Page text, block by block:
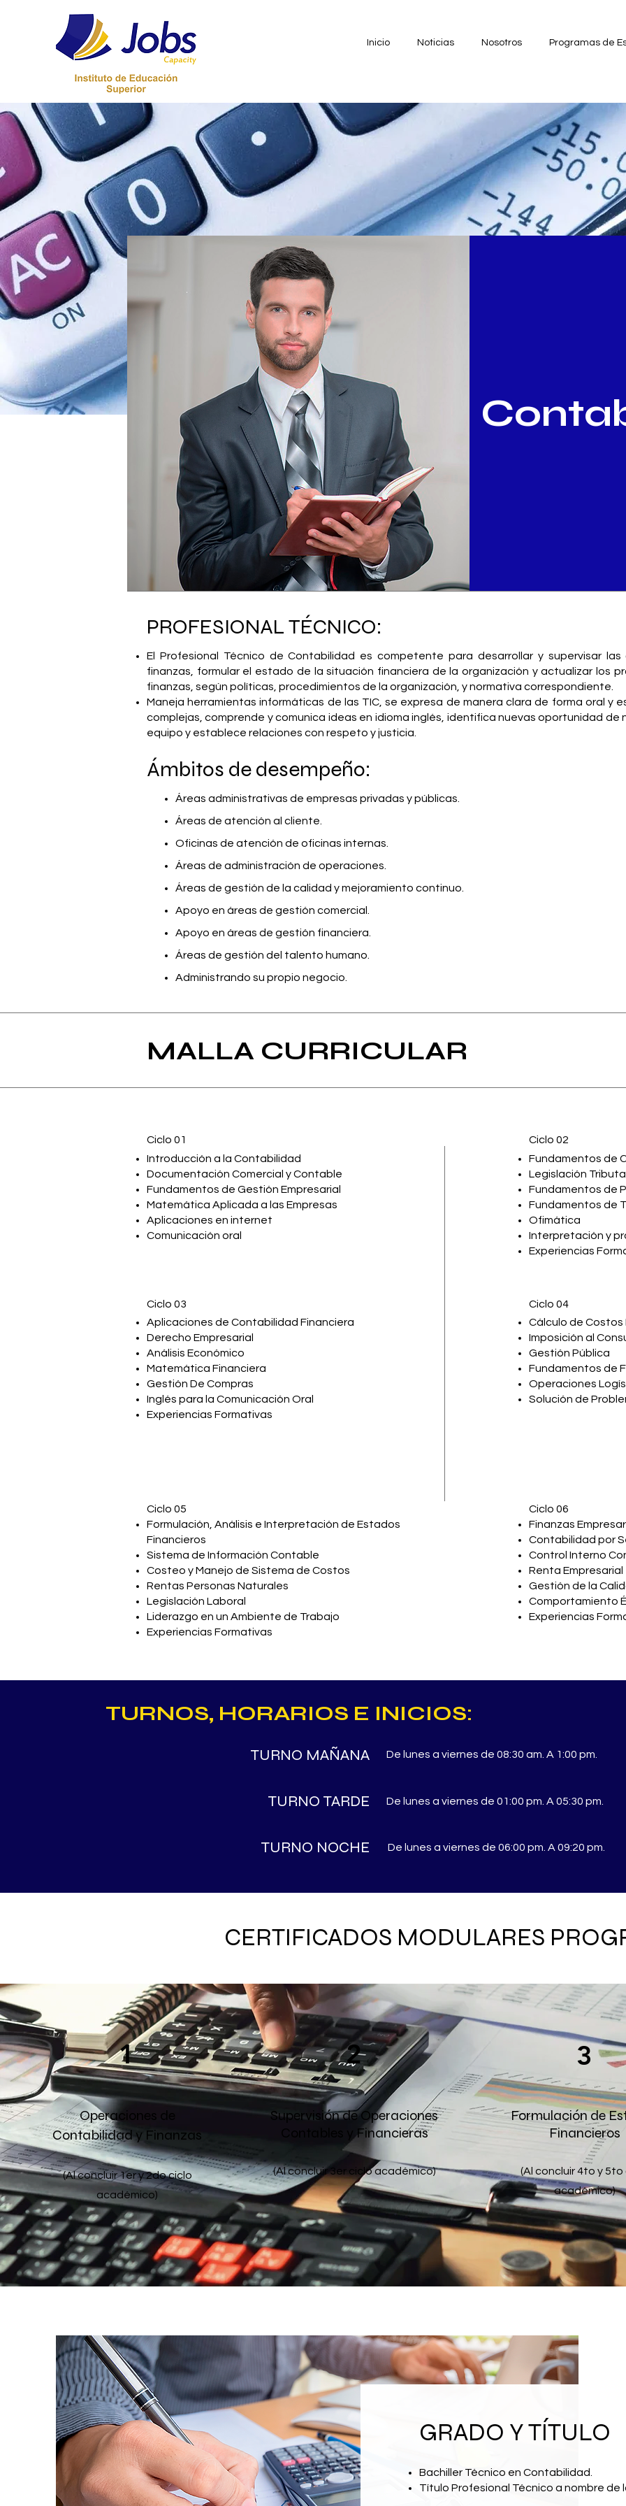
Inicio Noticias Nosotros Programas de
PROFESIONAL TÉCNICO:
El Profesional Técnico de Contabilidad es competente para desarrollar y supervisar
finanzas, formular el estado de la situación financiera de la organización y actualizar los
finanzas, según políticas, procedimientos de la organización, y normativa correspondiente.
Maneja herramientas informáticas de las TIC, se expresa de manera clara de forma oral y
complejas, comprende y comunica ideas en idioma inglés, identifica nuevas oportunidad
equipo y establece relaciones con respeto y justicia.
Ámbitos de desempeño:
Áreas administrativas de empresas privadas y públicas.
Áreas de atención al cliente.
Oficinas de atención de oficinas internas.
Áreas de administración de operaciones.
Áreas de gestión de la calidad y mejoramiento continuo.
Apoyo en áreas de gestión comercial.
Apoyo en áreas de gestión financiera.
Áreas de gestión del talento humano.
Administrando su propio negocio.
MALLA CURRICULAR
Ciclo 01
Introducción a la Contabilidad
Documentación Comercial y Contable
Fundamentos de Gestión Empresarial
Matemática Aplicada a las Empresas
Aplicaciones en internet
Comunicación oral
Ciclo 03
Aplicaciones de Contabilidad Financiera
Derecho Empresarial
Análisis Económico
Matemática Financiera
Gestión De Compras
Inglés para la Comunicación Oral
Experiencias Formativas
Ciclo 02
Fundamentos de
Legislación
Fundamentos de
Fundamentos de
Ofimática
Interpretación y
Experiencias
Ciclo 04
Cálculo de
Imposición al
Gestión Pública
Fundamentos de
Operaciones
Solución de
Ciclo 05
Formulación, Análisis e Interpretación de Estados
Financieros
Sistema de Información Contable
Costeo y Manejo de Sistema de Costos
Rentas Personas Naturales
Legislación Laboral
Liderazgo en un Ambiente de Trabajo
Experiencias Formativas
Ciclo 06
Finanzas
Contabilidad por
Control Interno
Renta Empresarial
Gestión de la
Comportamiento
Experiencias
TURNOS, HORARIOS E INICIOS:
TURNO MAÑANA
TURNO TARDE
TURNO NOCHE
De lunes a viernes de 08:30 am. A 1:00 pm.
De lunes a viernes de 01:00 pm. A 05:30 pm.
De lunes a viernes de 06:00 pm. A 09:20 pm.
CERTIFICADOS MODULARES
1
Operaciones de
Contabilidad y Finanzas
(Al concluir 1er y 2do ciclo
académico)
2
Supervisión de Operaciones
Contables y Financieras
(Al concluir 3er ciclo académico)
3
Formulación de
Financieros
(Al concluir 4to y 5to
académico)
GRADO Y TÍTULO
Bachiller Técnico en Contabilidad.
Título Profesional Técnico a nombre de